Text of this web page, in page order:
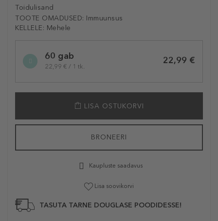
Toidulisand
TOOTE OMADUSED: Immuunsus
KELLELE: Mehele
variation60 gab
22,99 € / 1 tk.
22,99 €
LISA OSTUKORVI
BRONEERI
Kaupluste saadavus
Lisa soovikorvi
TASUTA TARNE DOUGLASE POODIDESSE!